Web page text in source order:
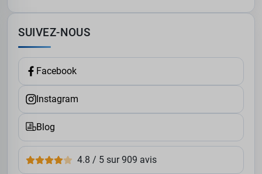
SUIVEZ-NOUS
Facebook
Instagram
Blog
4.8 / 5 sur 909 avis